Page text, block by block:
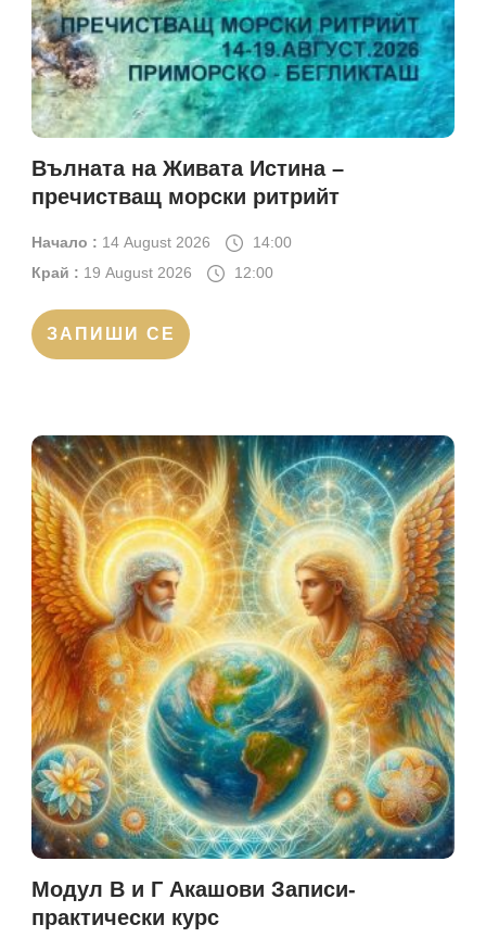
Вълната на Живата Истина –
пречистващ морски ритрийт
Начало : 14 August 2026
14:00
Край : 19 August 2026 12:00
ЗАПИШИ СЕ
Модул В и Г Акашови Записи-
практически курс